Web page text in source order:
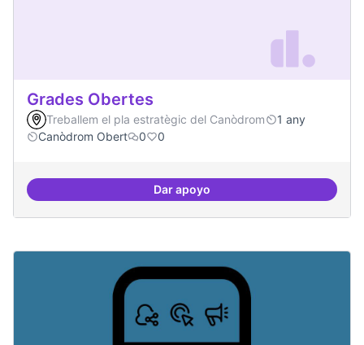
Grades Obertes
Treballem el pla estratègic del Canòdrom
1 any
Canòdrom Obert
0 0
Dar apoyoGrades Obertes